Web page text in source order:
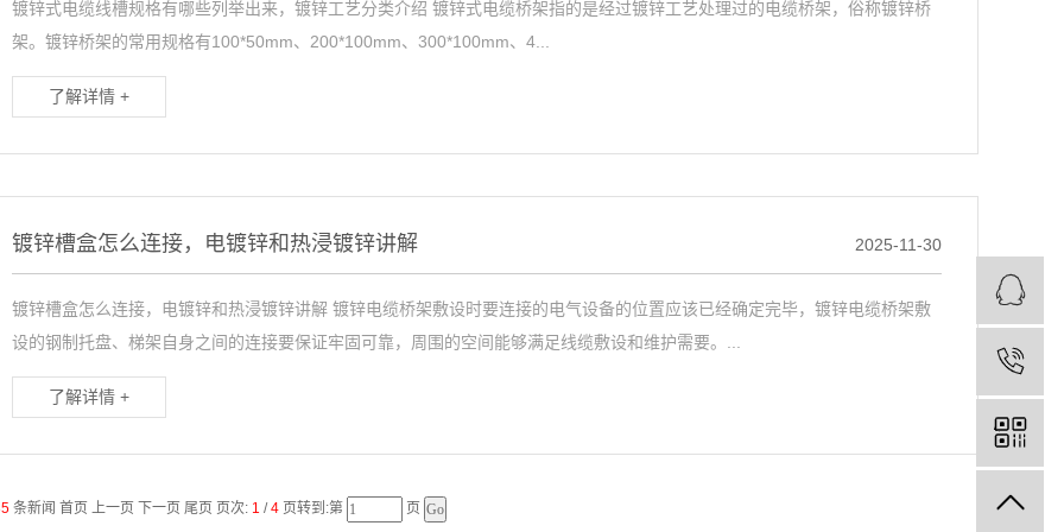
镀锌式电缆线槽规格有哪些列举出来，镀锌工艺分类介绍 镀锌式电缆桥架指的是经过镀锌工艺处理过的电缆桥架，俗称镀锌桥
架。镀锌桥架的常用规格有100*50mm、200*100mm、300*100mm、4...
了解详情 +
镀锌槽盒怎么连接，电镀锌和热浸镀锌讲解 2025-11-30
镀锌槽盒怎么连接，电镀锌和热浸镀锌讲解 镀锌电缆桥架敷设时要连接的电气设备的位置应该已经确定完毕，镀锌电缆桥架敷
设的钢制托盘、梯架自身之间的连接要保证牢固可靠，周围的空间能够满足线缆敷设和维护需要。...
了解详情 +
条新闻 首页 上一页 下一页 尾页 页次: 1 /4 页转到:第 页